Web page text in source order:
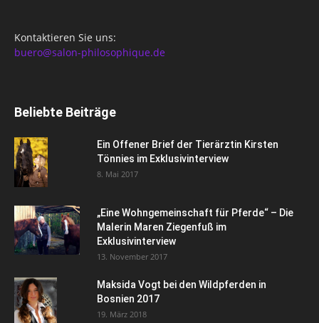
Kontaktieren Sie uns:
buero@salon-philosophique.de
Beliebte Beiträge
Ein Offener Brief der Tierärztin Kirsten
Tönnies im Exklusivinterview
8. Mai 2017
„Eine Wohngemeinschaft für Pferde“ – Die
Malerin Maren Ziegenfuß im
Exklusivinterview
13. November 2017
Maksida Vogt bei den Wildpferden in
Bosnien 2017
19. März 2018